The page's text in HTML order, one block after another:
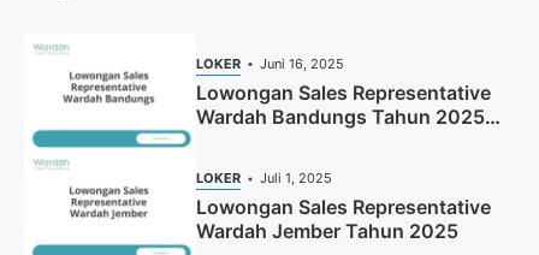
LOKER Juni 16, 2025
Lowongan Sales Representative
Wardah Bandungs Tahun 2025
LOKER Juli 1, 2025
Lowongan Sales Representative
Wardah Jember Tahun 2025